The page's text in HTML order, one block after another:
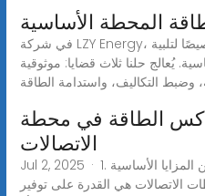
المحطة الأساسية
في شركة LZY Energy، نقدم نظام تخزين طاقة مصمم خصيصًا لتلبية
يُعالج حلنا ثلاث قضايا: موثوقية
الطاقة في محطة
الاتصالات
Jul 2, 2025 · 1. قوة النسخ الاحتياطي واحدة من المزايا الأساسية
الاتصالات هي القدرة على توفير